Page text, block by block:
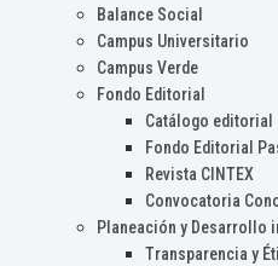
Balance Social
Campus Universitario
Campus Verde
Fondo Editorial
Catálogo editorial
Fondo Editorial
Revista CINTEX
Convocatoria
Planeación y Desarrollo
Transparencia y